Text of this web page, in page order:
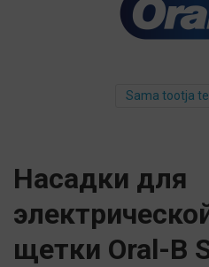
Sama tootja
Насадки для
щетки Oral-B